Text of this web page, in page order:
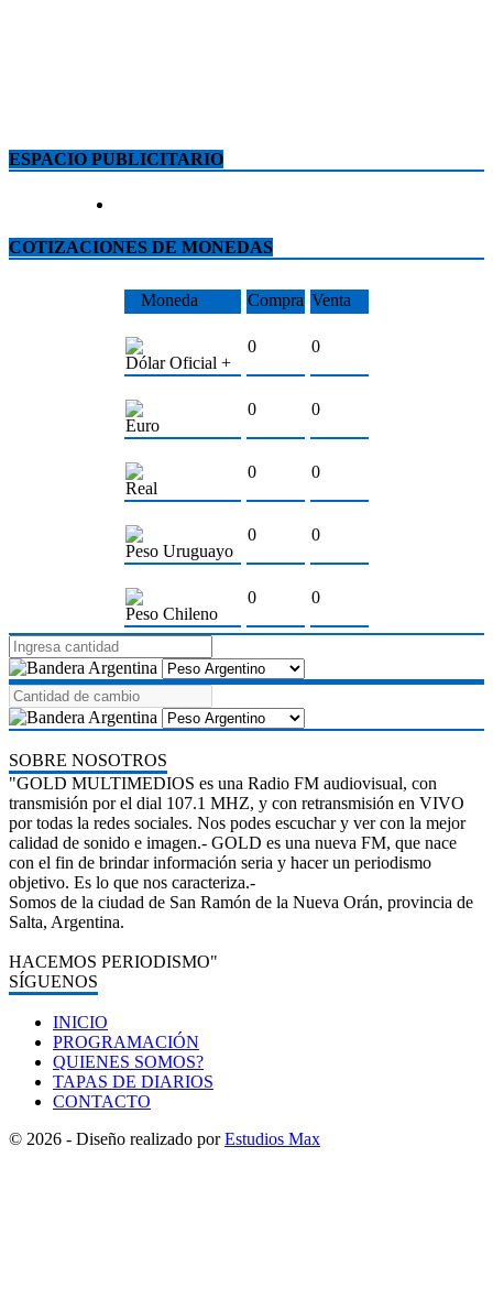
ESPACIO PUBLICITARIO
COTIZACIONES DE MONEDAS
Moneda Compra Venta
Dólar Oficial +
0 0
Euro
0 0
Real
0 0
Peso Uruguayo
0 0
Peso Chileno
0 0
SOBRE NOSOTROS
"GOLD MULTIMEDIOS es una Radio FM audiovisual, con
transmisión por el dial 107.1 MHZ, y con retransmisión en VIVO
por todas la redes sociales. Nos podes escuchar y ver con la mejor
calidad de sonido e imagen.- GOLD es una nueva FM, que nace
con el fin de brindar información seria y hacer un periodismo
objetivo. Es lo que nos caracteriza.-
Somos de la ciudad de San Ramón de la Nueva Orán, provincia de
Salta, Argentina.
HACEMOS PERIODISMO"
SÍGUENOS
INICIO
PROGRAMACIÓN
QUIENES SOMOS?
TAPAS DE DIARIOS
CONTACTO
© 2026 - Diseño realizado porEstudios Max